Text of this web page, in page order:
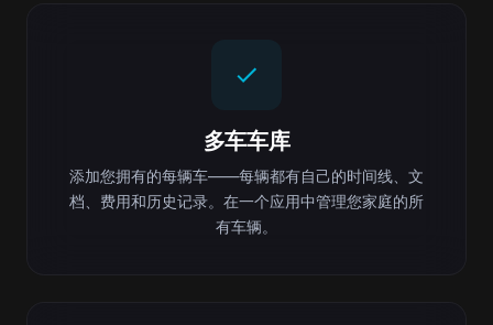
多车车库
添加您拥有的每辆车——每辆都有自己的时间线、文
档、费用和历史记录。在一个应用中管理您家庭的所
有车辆。